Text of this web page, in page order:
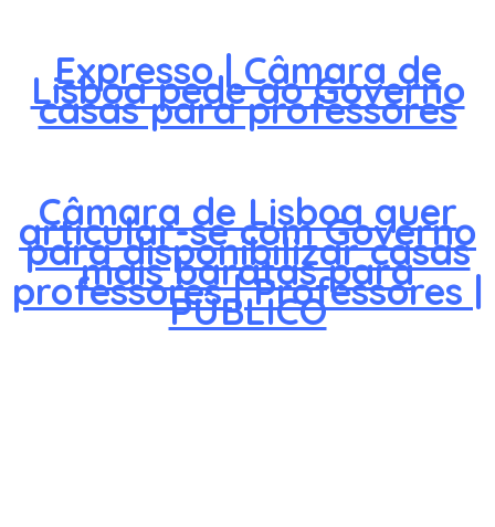
Expresso | Câmara de
Lisboa pede ao Governo
casas para professores
Câmara de Lisboa quer
articular-se com Governo
para disponibilizar casas
mais baratas para
professores | Professores |
PÚBLICO